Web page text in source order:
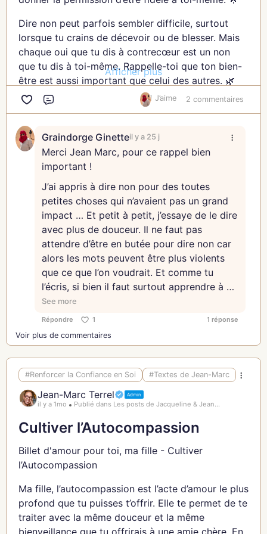
S’entourer de relations qui nourrissent, c’est aussi
cultiver celles qui t’inspirent. Entoure-toi de
personnes qui te motivent à devenir la meilleure
version de toi-même, qui t’encouragent à explorer,
à rêver, à évoluer. Ces relations sont des
catalyseurs de ta croissance. 🌞
Ma fille, certaines relations peuvent changer avec
le temps, et c’est naturel. Accepte ces transitions
avec douceur. Certaines personnes font partie
histoire, et cela ne diminue en rien leur
importance. 🌈
En choisissant des relations qui te nourrissent, tu
te donnes les moyens de grandir dans un
environnement positif et bienveillant. Ces liens te
renforcent, t’ancrent, et te rappellent que tu es
digne de respect, de soutien et d’amour. 🌳
relations qui t’entourent. Elles peuvent être une
source infinie de joie, de force et de résilience.
de t’aider à construire une vie lumineuse et alignée
avec ton essence. 🌅
Jean-Marc
Dire non peut parfois sembler difficile, surtout
lorsque tu crains de décevoir ou de blesser. Mais
chaque oui que tu dis à contrecœur est un non
que tu dis à toi-même. Rappelle-toi que ton bien-
être est aussi important que celui des autres. 🌿
Ma fille, un non bienveillant est une forme d’amour,
avec douceur : « Je ne peux pas m’engager dans
cela en ce moment, mais je te soutiens autrement
», tu montres que tu tiens compte de tes besoins
sans rompre le lien. 🌷
Oser dire non, c’est aussi reconnaître tes limites.
Ce n’est pas une faiblesse, mais une force : celle
de savoir ce que tu peux offrir et ce que tu ne
peux pas. Respecter ces limites te permet de
donner le meilleur de toi-même lorsque tu dis oui.
Ma fille, pratique le non comme un art. Respire
prise de court, n’hésite pas à dire : « Laisse-moi
réfléchir et je te donne ma réponse. » Ce temps te
Le non n’a pas besoin d’être un mur. Il peut être
une porte vers une meilleure compréhension
mutuelle. Explique les raisons de ton refus si tu en
ressens le besoin, mais sache aussi que tu n’as pas
toujours à te justifier. Ton non est valide en soi. 🕊️
Dire non ne signifie pas te fermer aux autres, mais
te respecter tout en respectant la relation. Ceux
qui tiennent vraiment à toi comprendront et
apprécieront ton honnêteté. Les relations solides
se construisent sur une communication
authentique, pas sur des concessions à
Afficher plus
1 J’aime 2 commentaires
Graindorge Ginetteil y a 25 j
Merci Jean Marc, pour ce rappel bien
important !
J’ai appris à dire non pour des toutes
petites choses qui n’avaient pas un grand
impact … Et petit à petit, j’essaye de le dire
avec plus de douceur. Il ne faut pas
attendre d’être en butée pour dire non car
alors les mots peuvent être plus violents
que ce que l’on voudrait. Et comme tu
l’écris, si bien il faut surtout apprendre à se
respecter pour pouvoir respecter les
autres. ⭐️🩷🌟🌸
See more
Répondre 1 1 réponse
Voir plus de commentaires
#Renforcer la Confiance en Soi #Textes de Jean-Marc
Jean-Marc Terrel Admin
il y a 1mo Publié dans Les posts de Jacqueline & Jean...
Cultiver l’Autocompassion
Billet d'amour pour toi, ma fille - Cultiver
l’Autocompassion
Ma fille, l’autocompassion est l’acte d’amour le plus
profond que tu puisses t’offrir. Elle te permet de te
traiter avec la même douceur et la même